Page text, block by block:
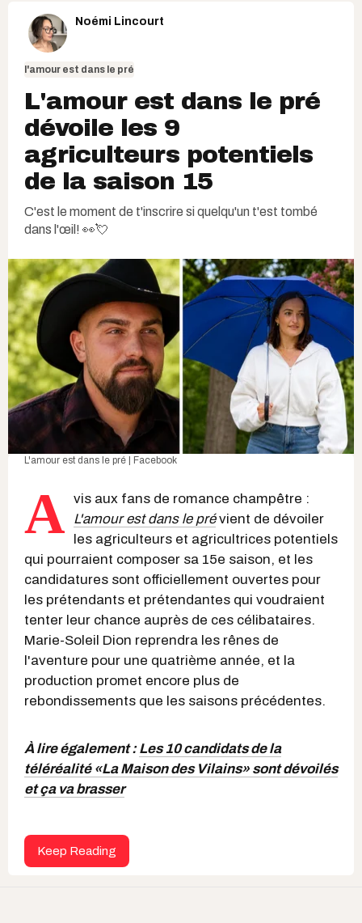
Noémi Lincourt
l'amour est dans le pré
L'amour est dans le pré
dévoile les 9
agriculteurs potentiels
de la saison 15
C'est le moment de t'inscrire si quelqu'un t'est tombé
dans l'œil! 👀💘
L'amour est dans le pré | Facebook
A vis aux fans de romance champêtre :
L'amour est dans le prévient de dévoiler
les agriculteurs et agricultrices potentiels
qui pourraient composer sa 15e saison, et les
candidatures sont officiellement ouvertes pour
les prétendants et prétendantes qui voudraient
tenter leur chance auprès de ces célibataires.
Marie-Soleil Dion reprendra les rênes de
l'aventure pour une quatrième année, et la
production promet encore plus de
rebondissements que les saisons précédentes.
À lire également :Les 10 candidats de la
téléréalité «La Maison des Vilains» sont dévoilés
et ça va brasser
Keep Reading